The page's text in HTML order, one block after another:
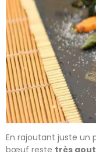
En rajoutant juste un
bœuf reste très